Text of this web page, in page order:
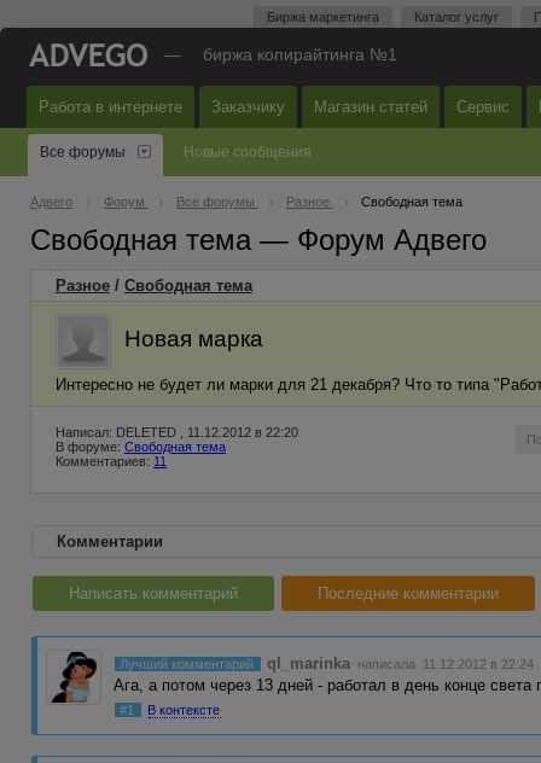
Биржа маркетинга Каталог услуг
— биржа копирайтинга №1
Работа в интернете Заказчику Магазин статей Сервис
Все форумы Новые сообщения
Адвего Форум Все форумы Разное Свободная тема
Свободная тема — Форум Адвего
Разное / Свободная тема
Новая марка
Интересно не будет ли марки для 21 декабря? Что то типа
Написал: DELETED , 11.12.2012 в 22:20
В форуме: Свободная тема
Комментариев: 11
Комментарии
Написать комментарий Последние комментарии
Лучший комментарий ql_marinka написала 11.12.2012 в 22:24
Ага, а потом через 13 дней - работал в день конце света
#1 В контексте